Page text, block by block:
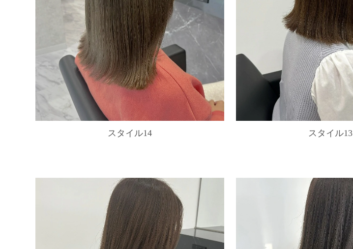
スタイル14 スタイル13